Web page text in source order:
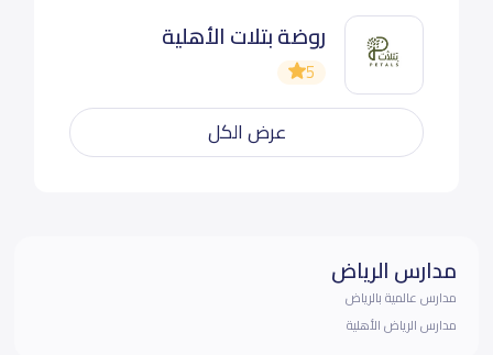
روضة بتلات الأهلية
5
عرض الكل
مدارس الرياض
مدارس عالمية بالرياض
مدارس الرياض الأهلية